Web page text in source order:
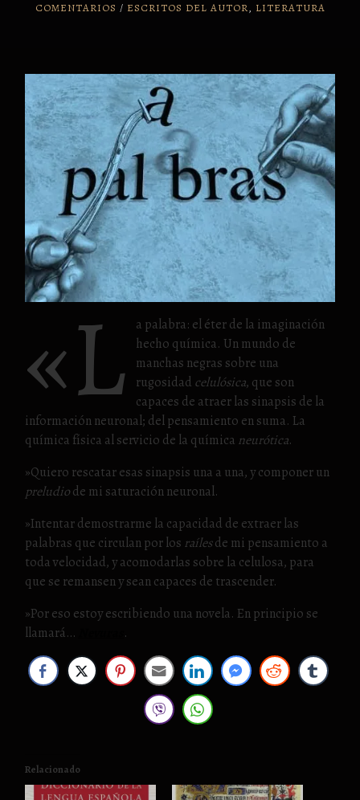
COMENTARIOS / ESCRITOS DEL AUTOR, LITERATURA
«L
a palabra: el éter de la imaginación
hecho química. Un mundo de
manchas negras sobre una
rugosidad celulósica, que son
capaces de atraer las sinapsis de la
información neuronal; del pensamiento en suma. La
química física al servicio de la química neurótica.
»Quiero rescatar esas sinapsis una a una, y componer un
preludiode mi saturación neuronal.
»Intentar demostrarme la capacidad de extraer las
palabras que circulan por los raílesde mi pensamiento a
toda velocidad, y acomodarlas sobre la celulosa, para
que se remansen y sean capaces de trascender.
»Por eso estoy escribiendo una novela. En principio se
llamará…
.
Relacionado